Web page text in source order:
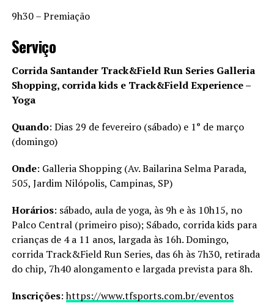
9h30 – Premiação
Serviço
Corrida Santander Track&Field Run Series Galleria
Shopping, corrida kids e Track&Field Experience –
Yoga
Quando: Dias 29 de fevereiro (sábado) e 1° de março
(domingo)
Onde: Galleria Shopping (Av. Bailarina Selma Parada,
505, Jardim Nilópolis, Campinas, SP)
Horários: sábado, aula de yoga, às 9h e às 10h15, no
Palco Central (primeiro piso); Sábado, corrida kids para
crianças de 4 a 11 anos, largada às 16h. Domingo,
corrida Track&Field Run Series, das 6h às 7h30, retirada
do chip, 7h40 alongamento e largada prevista para 8h.
Inscrições:https://www.tfsports.com.br/eventos